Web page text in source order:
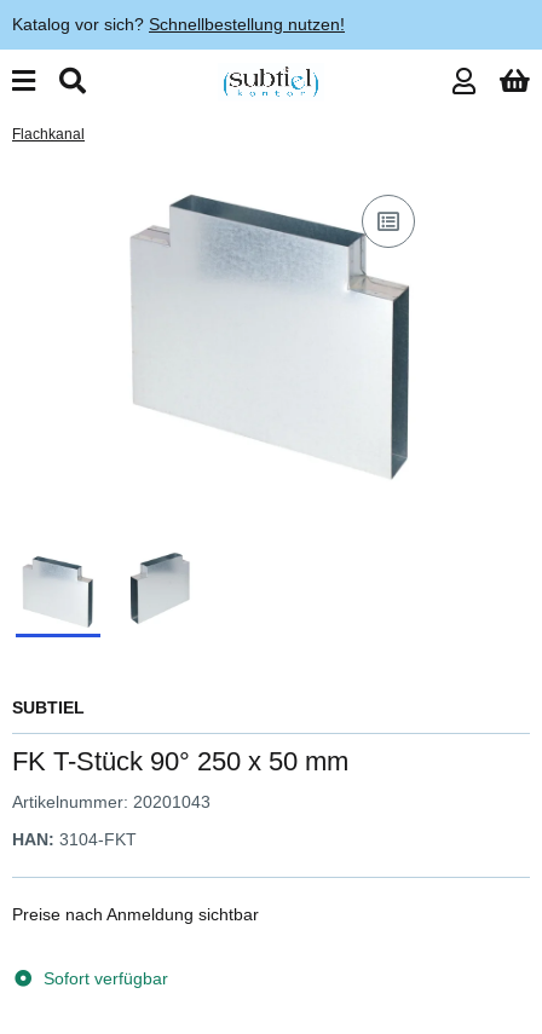
Katalog vor sich? Schnellbestellung nutzen!
Flachkanal
SUBTIEL
FK T-Stück 90° 250 x 50 mm
Artikelnummer: 20201043
HAN: 3104-FKT
Preise nach Anmeldung sichtbar
Sofort verfügbar